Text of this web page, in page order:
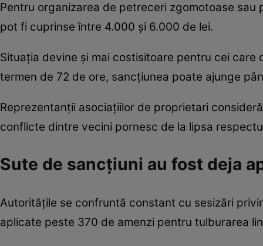
Pentru organizarea de petreceri zgomotoase
pot fi cuprinse între 4.000 și 6.000 de lei.
Situația devine și mai costisitoare pentru cei
termen de 72 de ore, sancțiunea poate ajunge
Reprezentanții asociațiilor de proprietari
conflicte dintre vecini pornesc de la lipsa
Sute de sancțiuni au fost deja
Autoritățile se confruntă constant cu sesizări
aplicate peste 370 de amenzi pentru tulburarea